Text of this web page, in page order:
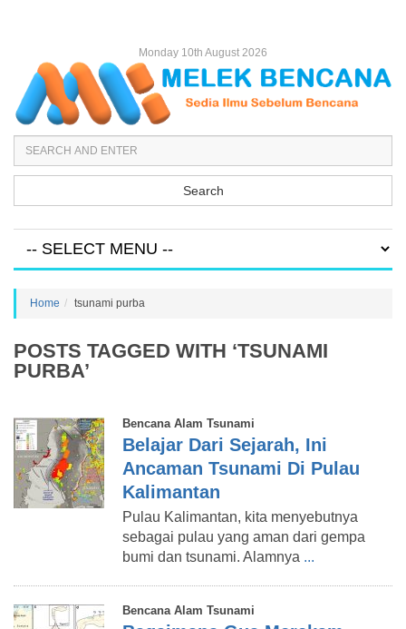
Monday 10th August 2026
Search
Home tsunami purba
POSTS TAGGED WITH ‘TSUNAMI
PURBA’
Bencana Alam Tsunami
Belajar Dari Sejarah, Ini
Ancaman Tsunami Di Pulau
Kalimantan
Pulau Kalimantan, kita menyebutnya
sebagai pulau yang aman dari gempa
bumi dan tsunami. Alamnya ...
Bencana Alam Tsunami